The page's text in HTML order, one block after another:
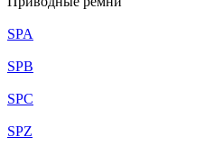
SPA
SPB
SPC
SPZ